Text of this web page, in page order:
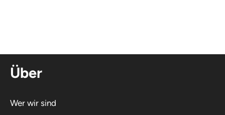
i
Über
Wer wir sind